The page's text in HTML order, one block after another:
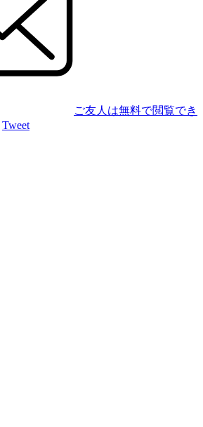
ご友人は無料で閲覧でき
Tweet